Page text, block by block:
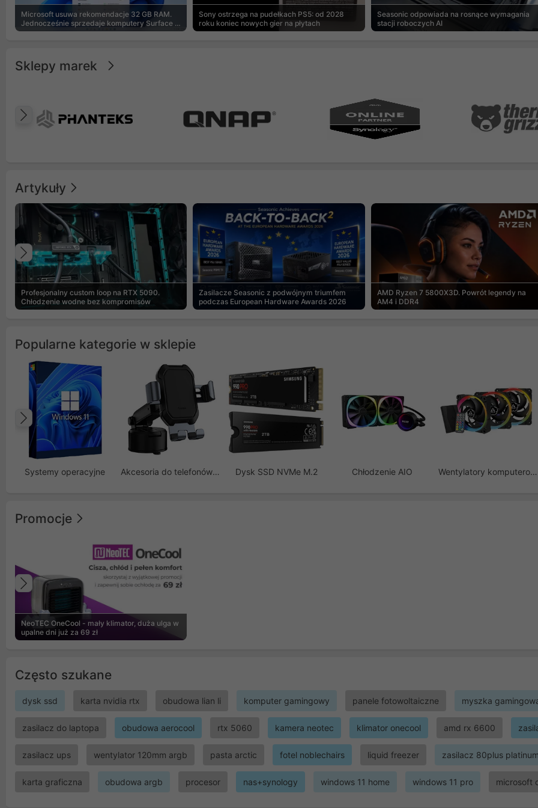
Microsoft usuwa rekomendacje 32 GB RAM.
Jednocześnie sprzedaje komputery Surface z
8 GB
Sony ostrzega na pudełkach PS5: od 2028
roku koniec nowych gier na płytach
Seasonic odpowiada na rosnące wymagania
stacji roboczych AI
Sklepy marek
Poprzedni
Artykuły
Profesjonalny custom loop na RTX 5090.
Chłodzenie wodne bez kompromisów
Zasilacze Seasonic z podwójnym triumfem
podczas European Hardware Awards 2026
AMD Ryzen 7 5800X3D. Powrót legendy na
AM4 i DDR4
Poprzedni
Popularne kategorie w sklepie
Systemy operacyjne Akcesoria do telefonów GSM Dysk SSD NVMe M.2 Chłodzenie AIO Wentylatory komputerowe
Poprzedni
Promocje
NeoTEC OneCool - mały klimator, duża ulga w
upalne dni już za 69 zł
Poprzedni
Często szukane
dysk ssd karta nvidia rtx obudowa lian li komputer gamingowy panele fotowoltaiczne myszka
zasilacz do laptopa obudowa aerocool rtx 5060 kamera neotec klimator onecool amd rx 6600
zasilacz ups wentylator 120mm argb pasta arctic fotel noblechairs liquid freezer zasilacz 80plus platinum
karta graficzna obudowa argb procesor nas+synology windows 11 home windows 11 pro microsoft